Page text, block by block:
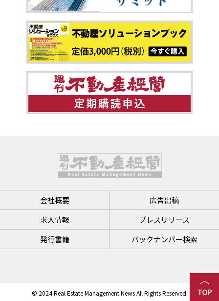
会社概要
広告出稿
求人情報
プレスリリース
発行書籍
バックナンバー検索
© 2024 Real Estate Management News All Rights Reserved.